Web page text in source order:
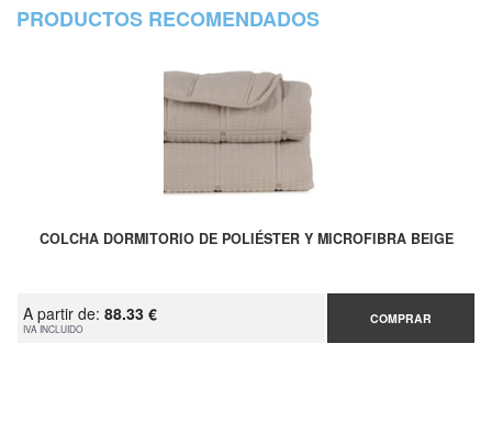
PRODUCTOS RECOMENDADOS
COLCHA DORMITORIO DE POLIÉSTER Y MICROFIBRA BEIGE
A partir de: 88.33 €
IVA INCLUIDO
COMPRAR